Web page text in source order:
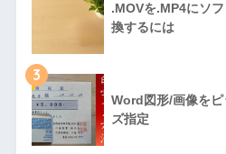
.MOVを.MP4にソ
換するには
3
Word図形/画像をピ
ズ指定